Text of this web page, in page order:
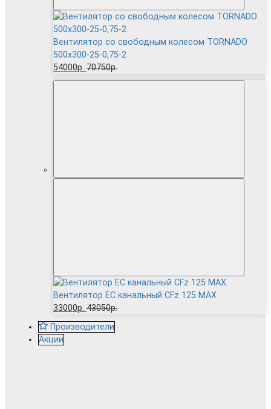
Вентилятор cо свободным колесом TORNADO
500x300-25-0,75-2
54000р. 70750р.
Вентилятор EC канальный CFz 125 MAX
33000р. 43050р.
Производители
Акции